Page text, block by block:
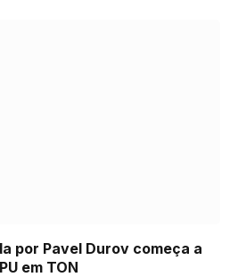
por Pavel Durov começa a
em TON